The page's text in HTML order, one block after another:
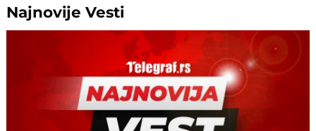
NajnovijeVesti